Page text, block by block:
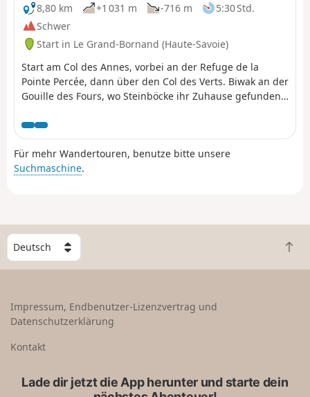
8,80 km
+1 031 m -716 m
5:30 Std.
Schwer
Start in Le Grand-Bornand (Haute-Savoie)
Start am Col des Annes, vorbei an der Refuge de la
Pointe Percée, dann über den Col des Verts. Biwak an der
Gouille des Fours, wo Steinböcke ihr Zuhause gefunden
Für mehr Wandertouren, benutze bitte unsere
Suchmaschine.
W
h
e
n
Z
u
Impressum, Endbenutzer-Lizenzvertrag und
Datenschutzerklärung
Kontakt
Lade dir jetzt die App herunter und starte dein